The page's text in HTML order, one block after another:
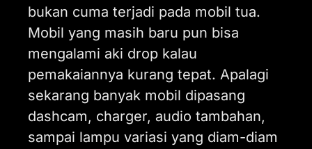
bukan cuma terjadi pada mobil tua.
Mobil yang masih baru pun bisa
mengalami aki drop kalau
pemakaiannya kurang tepat. Apalagi
sekarang banyak mobil dipasang
dashcam, charger, audio tambahan,
sampai lampu variasi yang diam-diam